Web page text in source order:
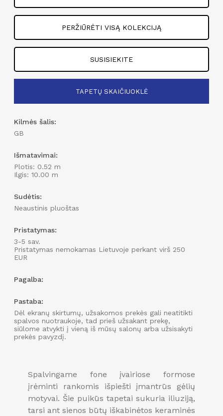
PERŽIŪRĖTI VISĄ KOLEKCIJĄ
SUSISIEKITE
TAPETŲ SKAIČIUOKLĖ
Spalvingame fone įvairiose formose
įrėminti rankomis išpiešti įmantrūs gėlių
motyvai. Šie puikūs tapetai sukuria iliuziją,
tarsi ant sienos būtų iškabinėtos keraminės
Kilmės šalis:
GB
Išmatavimai:
Plotis: 0.52 m
Ilgis: 10.00 m
Sudėtis:
Neaustinis pluoštas
Pristatymas:
3-5 sav.
Pristatymas nemokamas Lietuvoje perkant virš 250
EUR
Pagalba:
Pastaba:
Dėl ekranų skirtumų, užsakomos prekės gali neatitikti
spalvos nuotraukoje, tad prieš užsakant prekę,
siūlome atvykti į vieną iš mūsų salonų arba užsisakyti
prekės pavyzdį.